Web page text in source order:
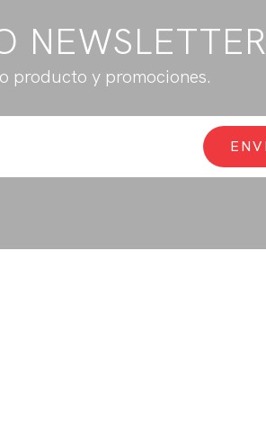
NEWSLETTER
producto y promociones.